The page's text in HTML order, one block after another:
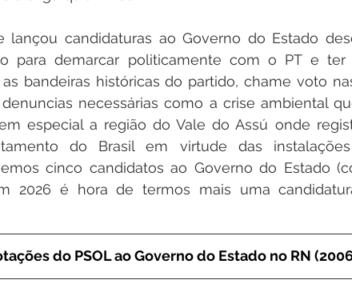
lançou candidaturas ao Governo do Estado
para demarcar politicamente com o PT e
bandeiras históricas do partido, chame voto
necessárias como a crise ambiental
especial a região do Vale do Assú onde
do Brasil em virtude das
cinco candidatos ao Governo do Estado
2026 é hora de termos mais uma
do PSOL ao Governo do Estado no RN